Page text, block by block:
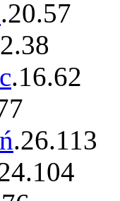
.20.57
.38
.16.62
.26.113
.104